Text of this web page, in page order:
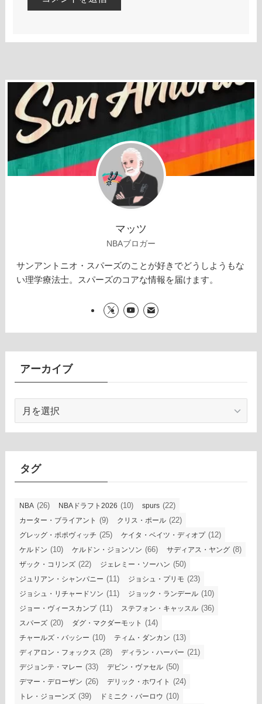
マッツ
NBAブロガー
サンアントニオ・スパーズのことが好きでどうしようもな
い理学療法士。スパーズのコアな情報を届けます。
アーカイブ
カ
イ
タグ
NBA (26) NBAドラフト2026 (10) spurs (22)
カーター・ブライアント (9) クリス・ポール (22)
グレッグ・ポポヴィッチ (25) ケイタ・ベイツ・ディオプ(12)
ケルドン (10) ケルドン・ジョンソン (66) サディアス・ヤング (8)
ザック・コリンズ (22) ジェレミー・ソーハン (50)
ジュリアン・シャンパニー (11) ジョシュ・プリモ (23)
ジョシュ・リチャードソン (11) ジョック・ランデール (10)
ジョー・ヴィースカンプ(11) ステフォン・キャッスル (36)
スパーズ (20) ダグ・マクダーモット (14)
チャールズ・バッシー (10) ティム・ダンカン (13)
ディアロン・フォックス (28) ディラン・ハーパー (21)
デジョンテ・マレー (33) デビン・ヴァセル (50)
デマー・デローザン (26) デリック・ホワイト (24)
トレ・ジョーンズ (39) ドミニク・バーロウ (10)